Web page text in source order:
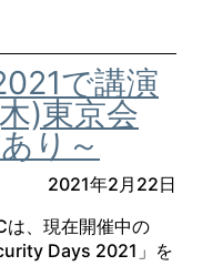
で講演
)東京会
り～
2021年2月22日
は、現在開催中の
Days 2021」を